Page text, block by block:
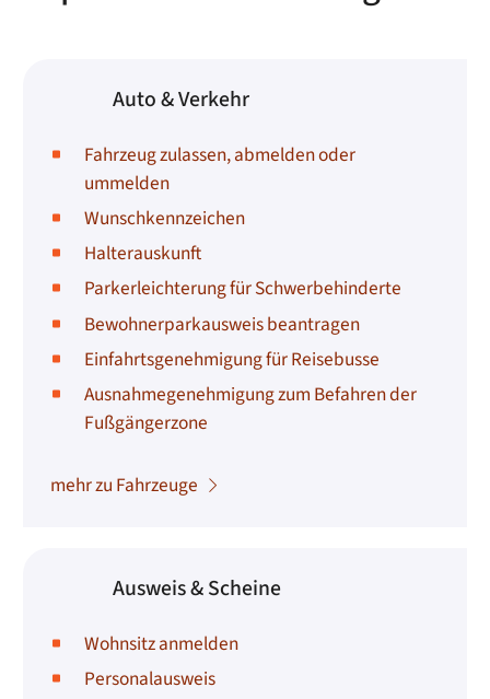
Auto & Verkehr
Fahrzeug zulassen, abmelden oder
ummelden
Wunschkennzeichen
Halterauskunft
Parkerleichterung für Schwerbehinderte
Bewohnerparkausweis beantragen
Einfahrtsgenehmigung für Reisebusse
Ausnahmegenehmigung zum Befahren der
Fußgängerzone
mehr zu Fahrzeuge
Ausweis & Scheine
Wohnsitz anmelden
Personalausweis